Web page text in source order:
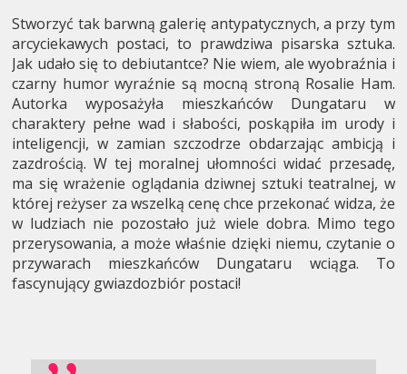
Stworzyć tak barwną galerię antypatycznych, a przy tym
arcyciekawych postaci, to prawdziwa pisarska sztuka.
Jak udało się to debiutantce? Nie wiem, ale wyobraźnia i
czarny humor wyraźnie są mocną stroną Rosalie Ham.
Autorka wyposażyła mieszkańców Dungataru w
charaktery pełne wad i słabości, poskąpiła im urody i
inteligencji, w zamian szczodrze obdarzając ambicją i
zazdrością. W tej moralnej ułomności widać przesadę,
ma się wrażenie oglądania dziwnej sztuki teatralnej, w
której reżyser za wszelką cenę chce przekonać widza, że
w ludziach nie pozostało już wiele dobra. Mimo tego
przerysowania, a może właśnie dzięki niemu, czytanie o
przywarach mieszkańców Dungataru wciąga. To
fascynujący gwiazdozbiór postaci!